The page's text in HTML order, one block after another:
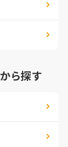
ら探す